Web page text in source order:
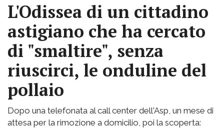
L'Odissea di un cittadino
astigiano che ha cercato
di "smaltire", senza
riuscirci, le onduline del
pollaio
Dopo una telefonata al call center dell'Asp, un mese di
attesa per la rimozione a domicilio, poi la scoperta: